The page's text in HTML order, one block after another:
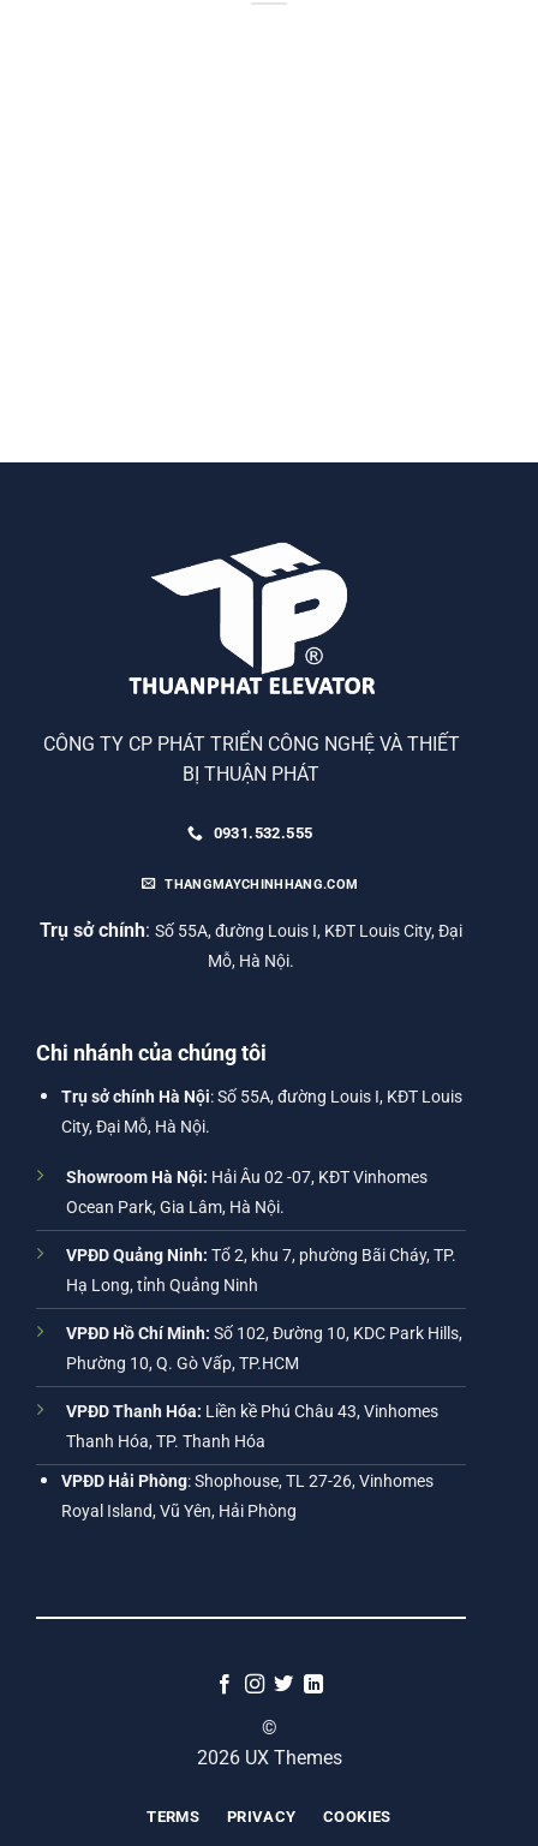
CÔNG TY CP PHÁT TRIỂN CÔNG NGHỆ VÀ THIẾT
BỊ THUẬN PHÁT
0931.532.555
THANGMAYCHINHHANG.COM
Trụ sở chính: Số 55A, đường Louis I, KĐT Louis City, Đại
Mỗ, Hà Nội.
Chi nhánh của chúng tôi
Trụ sở chính Hà Nội: Số 55A, đường Louis I, KĐT Louis
City, Đại Mỗ, Hà Nội.
Showroom Hà Nội: Hải Âu 02 -07, KĐT Vinhomes
Ocean Park, Gia Lâm, Hà Nội.
VPĐD Quảng Ninh: Tổ 2, khu 7, phường Bãi Cháy, TP.
Hạ Long, tỉnh Quảng Ninh
VPĐD Hồ Chí Minh: Số 102, Đường 10, KDC Park Hills,
Phường 10, Q. Gò Vấp, TP.HCM
VPĐD Thanh Hóa: Liền kề Phú Châu 43, Vinhomes
Thanh Hóa, TP. Thanh Hóa
VPĐD Hải Phòng: Shophouse, TL 27-26, Vinhomes
Royal Island, Vũ Yên, Hải Phòng
©
2026 UX Themes
TERMS PRIVACY COOKIES